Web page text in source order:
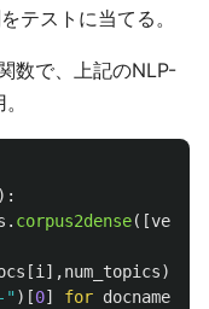
テストに当てる。
数で、上記のNLP-
):
. corpus2dense([vec
[i ],num_topics)
- " )[0] for docname